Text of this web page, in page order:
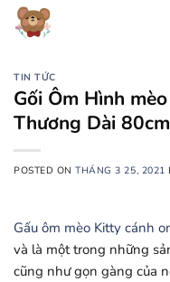
Chuyển
đến
dungTIN TỨC
Gối Ôm Hình
Thương Dài
POSTED ONTHÁNG 3 25, 2021
Gấu ôm mèo Kitty cánh
và là một trong những
cũng như gọn gàng của